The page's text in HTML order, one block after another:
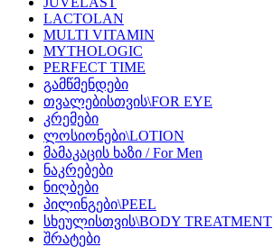
LACTOLAN
MULTI VITAMIN
MYTHOLOGIC
PERFECT TIME
გამწმენდები
თვალებისთვის\FOR EYE
კრემები
ლოსიონები\LOTION
მამაკაცის ხაზი / For Men
ნაკრებები
ნიღბები
პილინგები\PEEL
სხეულისთვის\BODY TREATMENT
შრატები